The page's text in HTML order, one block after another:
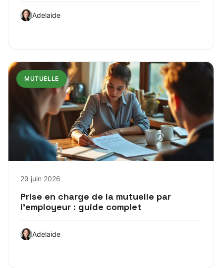
Adelaide
MUTUELLE
29 juin 2026
Prise en charge de la mutuelle par
l’employeur : guide complet
Adelaide